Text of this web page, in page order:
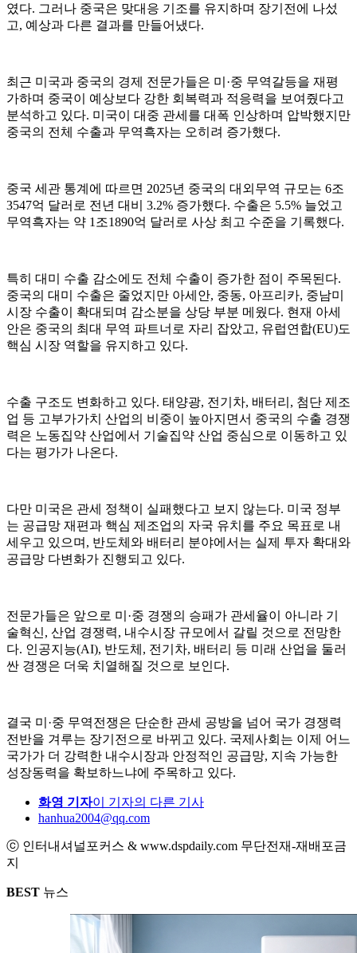
였다. 그러나 중국은 맞대응 기조를 유지하며 장기전에 나섰
고, 예상과 다른 결과를 만들어냈다.
최근 미국과 중국의 경제 전문가들은 미·중 무역갈등을 재평
가하며 중국이 예상보다 강한 회복력과 적응력을 보여줬다고
분석하고 있다. 미국이 대중 관세를 대폭 인상하며 압박했지만
중국의 전체 수출과 무역흑자는 오히려 증가했다.
중국 세관 통계에 따르면 2025년 중국의 대외무역 규모는 6조
3547억 달러로 전년 대비 3.2% 증가했다. 수출은 5.5% 늘었고
무역흑자는 약 1조1890억 달러로 사상 최고 수준을 기록했다.
특히 대미 수출 감소에도 전체 수출이 증가한 점이 주목된다.
중국의 대미 수출은 줄었지만 아세안, 중동, 아프리카, 중남미
시장 수출이 확대되며 감소분을 상당 부분 메웠다. 현재 아세
안은 중국의 최대 무역 파트너로 자리 잡았고, 유럽연합(EU)도
핵심 시장 역할을 유지하고 있다.
수출 구조도 변화하고 있다. 태양광, 전기차, 배터리, 첨단 제조
업 등 고부가가치 산업의 비중이 높아지면서 중국의 수출 경쟁
력은 노동집약 산업에서 기술집약 산업 중심으로 이동하고 있
다는 평가가 나온다.
다만 미국은 관세 정책이 실패했다고 보지 않는다. 미국 정부
는 공급망 재편과 핵심 제조업의 자국 유치를 주요 목표로 내
세우고 있으며, 반도체와 배터리 분야에서는 실제 투자 확대와
공급망 다변화가 진행되고 있다.
전문가들은 앞으로 미·중 경쟁의 승패가 관세율이 아니라 기
술혁신, 산업 경쟁력, 내수시장 규모에서 갈릴 것으로 전망한
다. 인공지능(AI), 반도체, 전기차, 배터리 등 미래 산업을 둘러
싼 경쟁은 더욱 치열해질 것으로 보인다.
결국 미·중 무역전쟁은 단순한 관세 공방을 넘어 국가 경쟁력
전반을 겨루는 장기전으로 바뀌고 있다. 국제사회는 이제 어느
국가가 더 강력한 내수시장과 안정적인 공급망, 지속 가능한
성장동력을 확보하느냐에 주목하고 있다.
화영 기자이 기자의 다른 기사
hanhua2004@qq.com
ⓒ 인터내셔널포커스 & www.dspdaily.com 무단전재-재배포금
지
BEST 뉴스